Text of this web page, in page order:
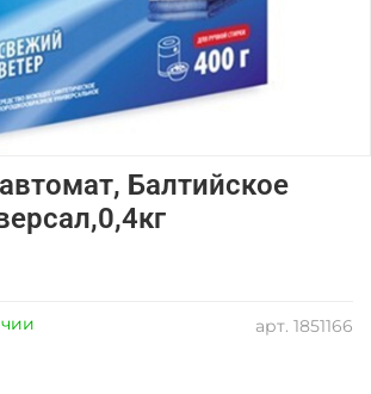
арт. 1851166
Балтийское